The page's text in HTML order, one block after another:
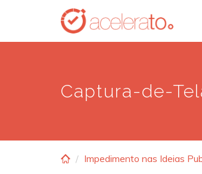
main
Captura-de-
Impedimento nas Ideias